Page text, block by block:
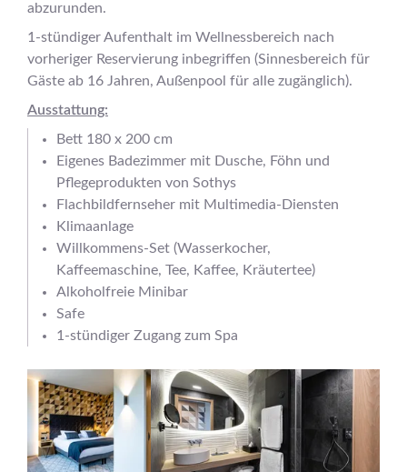
abzurunden.
1-stündiger Aufenthalt im Wellnessbereich nach
vorheriger Reservierung inbegriffen (Sinnesbereich für
Gäste ab 16 Jahren, Außenpool für alle zugänglich).
Ausstattung:
Bett 180 x 200 cm
Eigenes Badezimmer mit Dusche, Föhn und
Pflegeprodukten von Sothys
Flachbildfernseher mit Multimedia-Diensten
Klimaanlage
Willkommens-Set (Wasserkocher,
Kaffeemaschine, Tee, Kaffee, Kräutertee)
Alkoholfreie Minibar
Safe
1-stündiger Zugang zum Spa